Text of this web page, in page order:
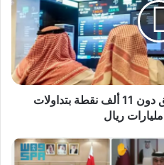
سوق الأسهم السعودية يغلق دون 11 ألف نقطة بتداولات